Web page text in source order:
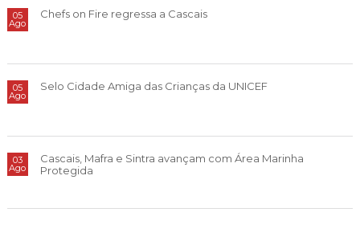
05
Ago
Chefs on Fire regressa a Cascais
05
Ago
Selo Cidade Amiga das Crianças da UNICEF
03
Ago
Cascais, Mafra e Sintra avançam com Área Marinha
Protegida